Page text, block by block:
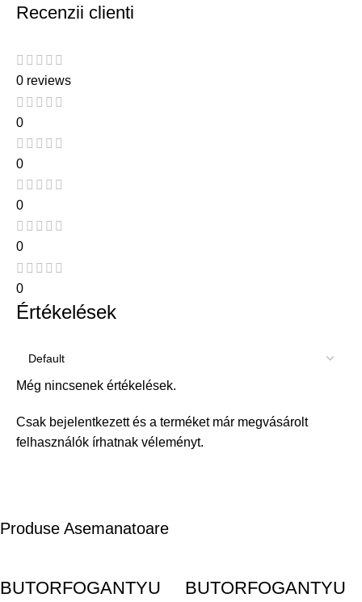
Recenzii clienti
0 reviews
0
0
0
0
0
Értékelések
Még nincsenek értékelések.
Csak bejelentkezett és a terméket már megvásárolt
felhasználók írhatnak véleményt.
Produse Asemanatoare
BUTORFOGANTYU
BUTORFOGANTYU